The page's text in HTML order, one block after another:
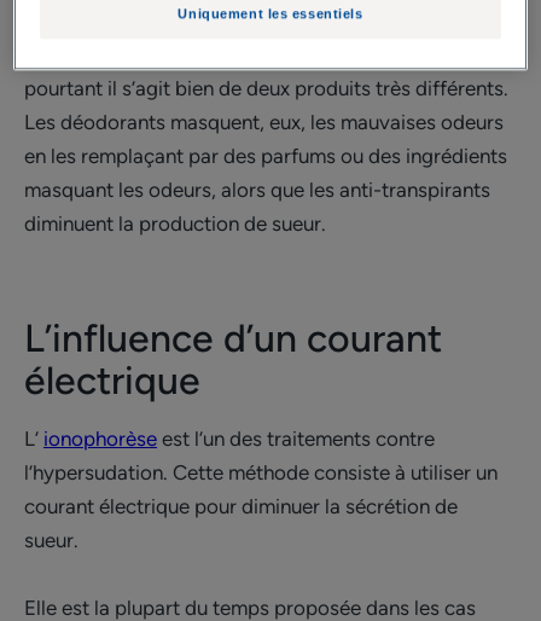
pourtant il s’agit bien de deux produits très différents.
Les déodorants masquent, eux, les mauvaises odeurs
en les remplaçant par des parfums ou des ingrédients
masquant les odeurs, alors que les anti-transpirants
diminuent la production de sueur.
L’influence d’un courant
électrique
L’ ionophorèse est l’un des traitements contre
l’hypersudation. Cette méthode consiste à utiliser un
courant électrique pour diminuer la sécrétion de
sueur.
Elle est la plupart du temps proposée dans les cas
Uniquement les essentiels